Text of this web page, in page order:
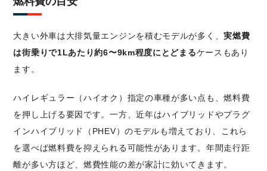
大きい外車は大排気量エンジンを積むモデルが多く、実燃費
は街乗りで1Lあたり約6〜9km程度にとどまるケースもあり
ます。
ハイレギュラー（ハイオク）指定の車種が多い点も、燃料費
を押し上げる要因です。一方、近年はハイブリッドやプラグ
インハイブリッド（PHEV）のモデルも増えており、これら
を選べば燃料費を抑えられる可能性があります。年間走行距
離が多い方ほど、燃費性能の差が家計に効いてきます。